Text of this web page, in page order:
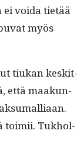
ei voi­da tietää
myös
tiukan keskit­
että maakun­
toimii. Tukhol­